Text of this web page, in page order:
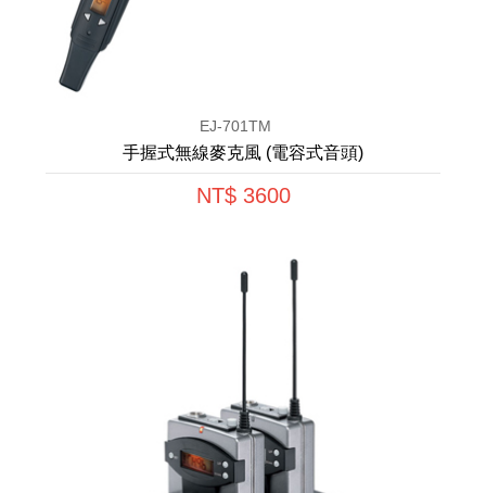
EJ-701TM
手握式無線麥克風 (電容式音頭)
NT$ 3600